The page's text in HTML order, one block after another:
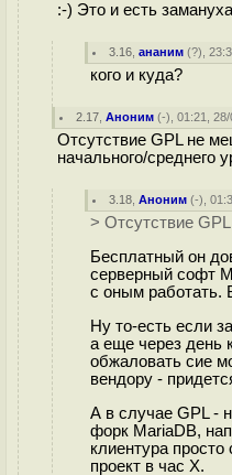
:-) Это и есть
3.16 ,ананим (?),
кого и куда?
2.17 ,Аноним (-), 01:21,
Отсутствие GPL не
начального/среднего
3.18 ,Аноним (-),
> Отсутствие
Бесплатный он
серверный софт
с оным работать.
Ну то-есть если
а еще через день
обжаловать сие
вендору -
А в случае GPL -
форк MariaDB,
клиентура
проект в час X.